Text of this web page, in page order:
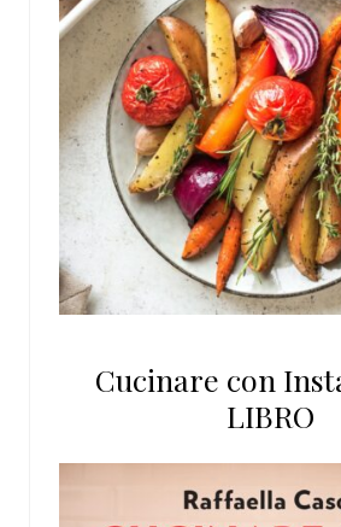
Cucinare con
LIBRO